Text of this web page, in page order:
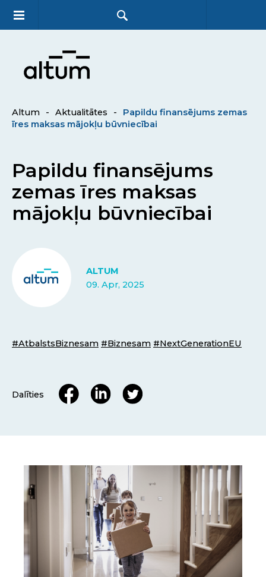
Altum - Aktualitātes -
Papildu finansējums zemas
īres maksas mājokļu būvniecībai
Papildu finansējums
zemas īres maksas
mājokļu būvniecībai
ALTUM
09. Apr, 2025
#AtbalstsBiznesam #Biznesam #NextGenerationEU
Dalīties